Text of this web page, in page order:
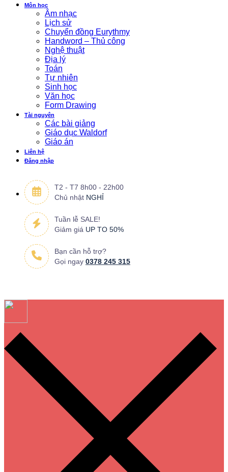
Môn học
Âm nhạc
Lịch sử
Chuyển đồng Eurythmy
Handword – Thủ công
Nghệ thuật
Địa lý
Toán
Tự nhiên
Sinh học
Văn học
Form Drawing
Tài nguyên
Các bài giảng
Giáo dục Waldorf
Giáo án
Liên hệ
Đăng nhập
T2 - T7 8h00 - 22h00
Chủ nhật NGHỈ
Tuần lễ SALE!
Giảm giá UP TO 50%
Bạn cần hỗ trợ?
Gọi ngay 0378 245 315